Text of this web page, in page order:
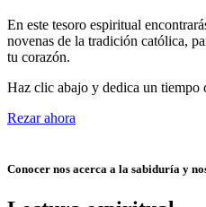
En este tesoro espiritual
novenas de la tradición católica,
tu corazón.
Haz clic abajo y dedica un tiempo
Rezar ahora
Conocer nos acerca a la sabiduría y